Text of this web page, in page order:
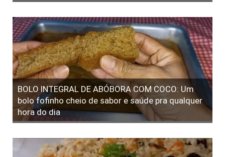
BOLO INTEGRAL DE ABÓBORA COM COCO: Um
bolo fofinho cheio de sabor e saúde pra qualquer
hora do dia